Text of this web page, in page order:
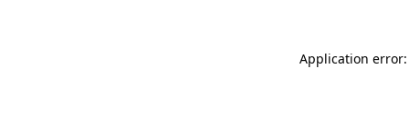
Application